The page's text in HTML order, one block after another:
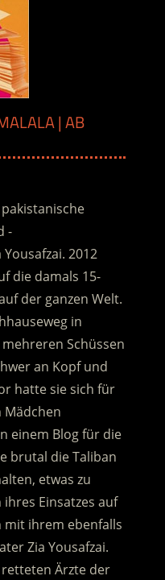
| AB
-
2012
die damals 15-
der ganzen Welt.
in
Schüssen
an Kopf und
hatte sie sich für
Mädchen
einem Blog für die
brutal die Taliban
etwas zu
Einsatzes auf
mit ihrem ebenfalls
Zia Yousafzai.
Ärzte der